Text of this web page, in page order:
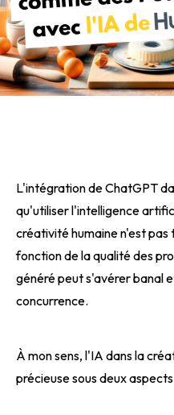
L'intégration de ChatGPT
qu'utiliser l'intelligence
créativité humaine n'est pas
fonction de la qualité des
généré peut s'avérer banal
concurrence.
À mon sens, l'IA dans la
précieuse sous deux aspects